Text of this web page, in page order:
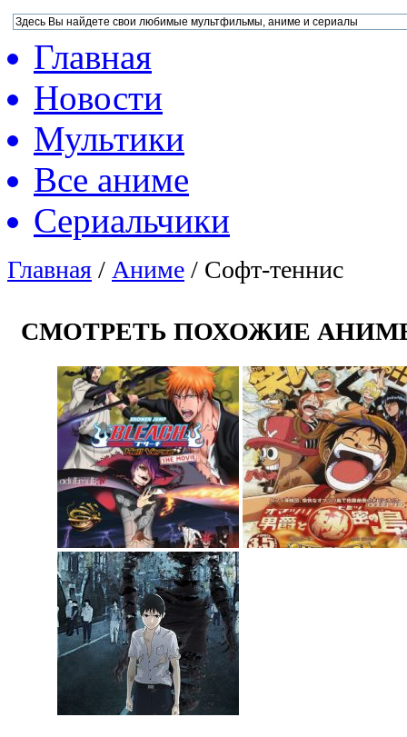
Главная
Новости
Мультики
Все аниме
Сериальчики
Главная / Аниме / Софт-теннис
СМОТРЕТЬ ПОХОЖИЕ